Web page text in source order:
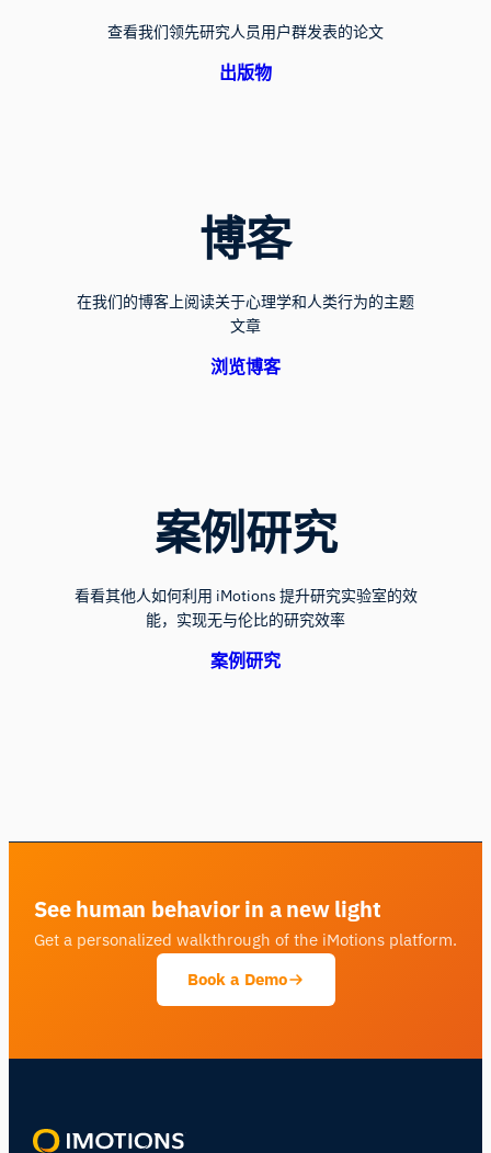
查看我们领先研究人员用户群发表的论文
出版物
博客
在我们的博客上阅读关于心理学和人类行为的主题
文章
浏览博客
案例研究
看看其他人如何利用 iMotions 提升研究实验室的效
能，实现无与伦比的研究效率
案例研究
See human behavior in a new light
Get a personalized walkthrough of the iMotions platform.
Book a Demo